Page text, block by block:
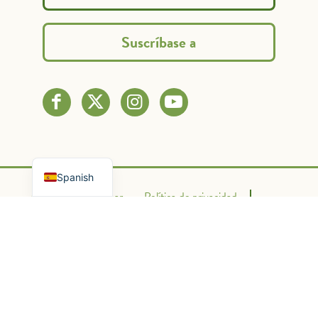
Contacto Donar Política de privacidad
Spanish